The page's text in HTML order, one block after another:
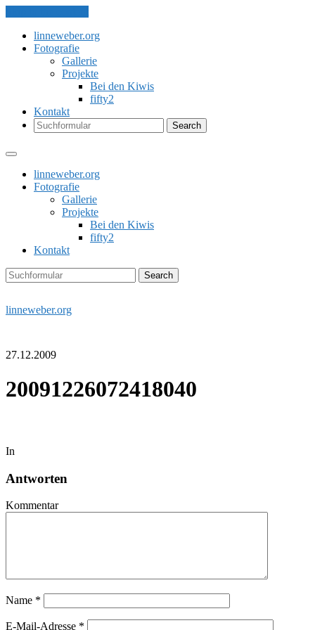
linneweber.org
Fotografie
Gallerie
Projekte
Bei den Kiwis
fifty2
Kontakt
Search
linneweber.org
Fotografie
Gallerie
Projekte
Bei den Kiwis
fifty2
Kontakt
Search
linneweber.org
27.12.2009
20091226072418040
In
Antworten
Kommentar
Name *
E-Mail-Adresse *